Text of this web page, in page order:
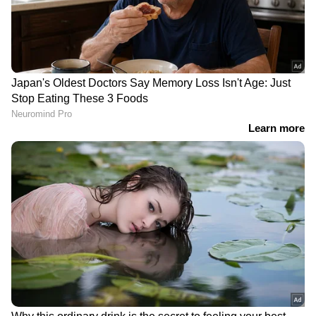
DOWNLOAD APP
ഏഷ്യാനെറ്റ് ന്യൂസ് മലയാളത്തിലൂടെSports
Newsഅറിയൂ.Football Newsതുടങ്ങി
എല്ലാ കായിക ഇനങ്ങളുടെയും
അപ്‌ഡേറ്റുകൾ ഒറ്റതൊട്ടിൽ. നിങ്ങളുടെ പ്രിയ
ടീമുകളുടെ പ്രകടനങ്ങൾ, ആവേശകരമായ
നിമിഷങ്ങൾ, മത്സരം കഴിഞ്ഞുള്ള
വിശകലനങ്ങൾ എല്ലാം ഇപ്പോൾ
Asianet
News Malayalamമലയാളത്തിൽ തന്നെ!